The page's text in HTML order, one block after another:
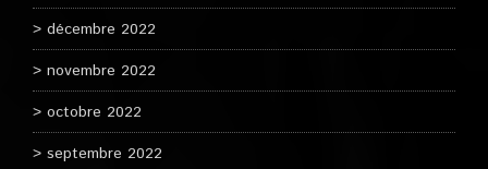
décembre 2022
novembre 2022
octobre 2022
septembre 2022